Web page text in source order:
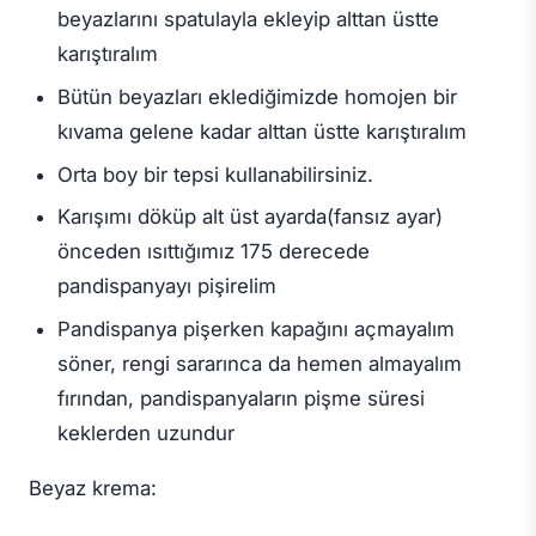
beyazlarını spatulayla ekleyip alttan üstte
karıştıralım
Bütün beyazları eklediğimizde homojen bir
kıvama gelene kadar alttan üstte karıştıralım
Orta boy bir tepsi kullanabilirsiniz.
Karışımı döküp alt üst ayarda(fansız ayar)
önceden ısıttığımız 175 derecede
pandispanyayı pişirelim
Pandispanya pişerken kapağını açmayalım
söner, rengi sararınca da hemen almayalım
fırından, pandispanyaların pişme süresi
keklerden uzundur
Beyaz krema: